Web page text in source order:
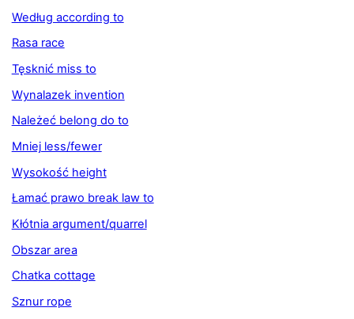
Według according to
Rasa race
Tęsknić miss to
Wynalazek invention
Należeć belong do to
Mniej less/fewer
Wysokość height
Łamać prawo break law to
Kłótnia argument/quarrel
Obszar area
Chatka cottage
Sznur rope